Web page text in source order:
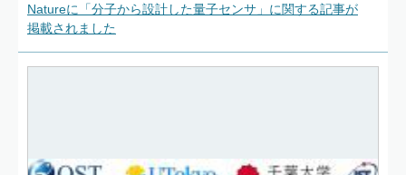
Natureに「分子から設計した量子センサ」に関する記事が
掲載されました